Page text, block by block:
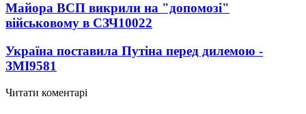
Майора ВСП викрили на "допомозі"
військовому в СЗЧ10022
Україна поставила Путіна перед дилемою -
ЗМІ9581
Читати коментарі